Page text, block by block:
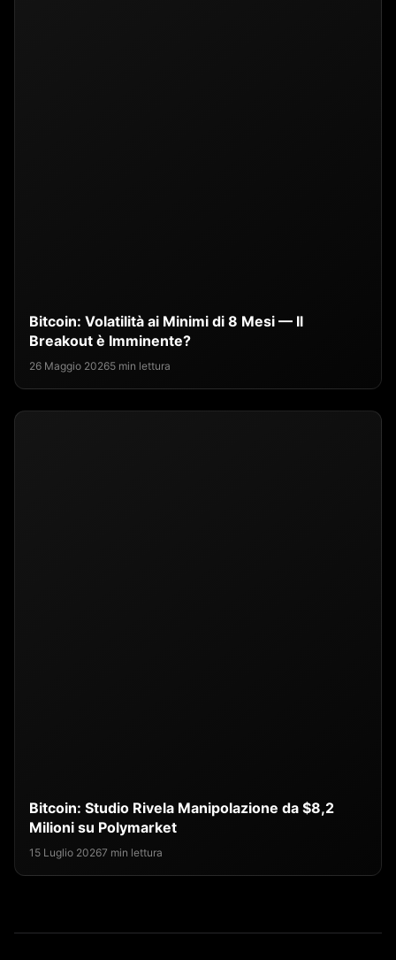
Bitcoin: Volatilità ai Minimi di 8 Mesi — Il
Breakout è Imminente?
26 Maggio 20265 min lettura
Bitcoin: Studio Rivela Manipolazione da $8,2
Milioni su Polymarket
15 Luglio 20267 min lettura